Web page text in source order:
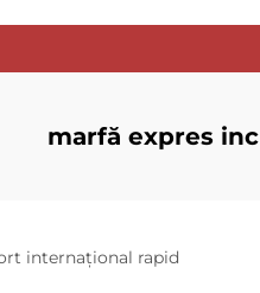
marfă expres inc
internațional rapid